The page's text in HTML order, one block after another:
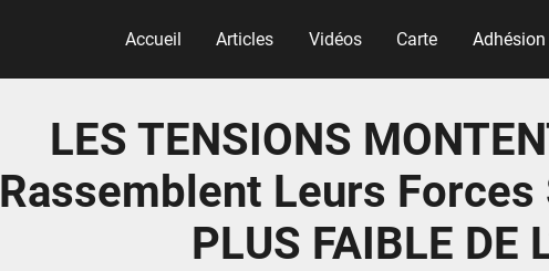
Accueil Articles Vidéos Carte Adhésion
LES TENSIONS
Rassemblent Leurs Forces
PLUS FAIBLE DE